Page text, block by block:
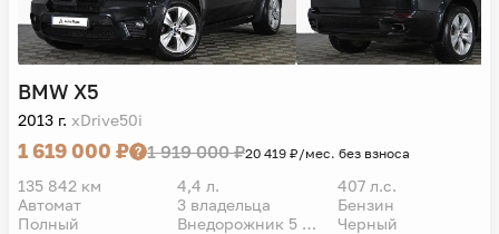
BMW X5
2013 г. xDrive50i
1 619 000 ₽ 1 919 000 ₽20 419 ₽/мес. без взноса
135 842 км 4,4 л.
407 л.с.
Автомат
3 владельца
Бензин
Полный
Внедорожник 5 дв. Черный